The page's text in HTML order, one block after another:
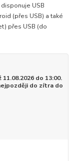
USB
(přes USB) a také
přes USB (do
do 13:00.
do zítra do